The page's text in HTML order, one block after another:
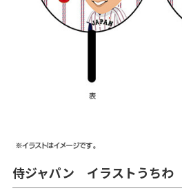
侍ジャパン イラストうち